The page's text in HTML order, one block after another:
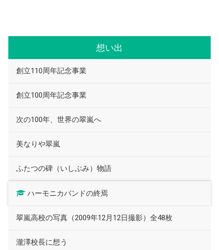
想い出
創立110周年記念事業
創立100周年記念事業
次の100年、世界の翠嵐へ
美なりや翠嵐
ふたつの碑（いしぶみ）物語
ハーモニカバンドの終焉
翠嵐高校の写真（2009年12月12日撮影）全48枚
瀧澤校長に想う